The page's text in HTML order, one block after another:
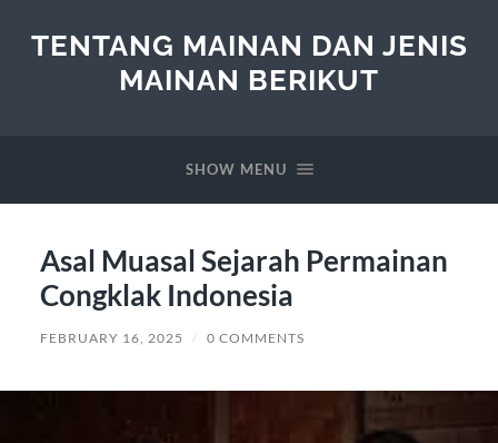
TENTANG MAINAN DAN JENIS
MAINAN BERIKUT
SHOW MENU
Asal Muasal Sejarah Permainan
Congklak Indonesia
FEBRUARY 16, 2025 / 0 COMMENTS